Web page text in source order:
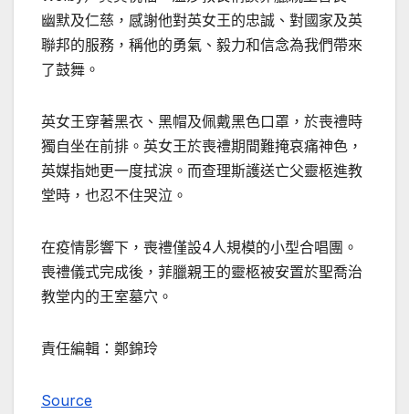
幽默及仁慈，感謝他對英女王的忠誠、對國家及英
聯邦的服務，稱他的勇氣、毅力和信念為我們帶來
了鼓舞。
英女王穿著黑衣、黑帽及佩戴黑色口罩，於喪禮時
獨自坐在前排。英女王於喪禮期間難掩哀痛神色，
英媒指她更一度拭淚。而查理斯護送亡父靈柩進教
堂時，也忍不住哭泣。
在疫情影響下，喪禮僅設4人規模的小型合唱團。
喪禮儀式完成後，菲臘親王的靈柩被安置於聖喬治
教堂内的王室墓穴。
責任編輯：鄭錦玲
Source